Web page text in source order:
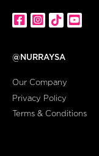
@NURRAYSA
Our Company
Privacy Policy
Terms & Conditions